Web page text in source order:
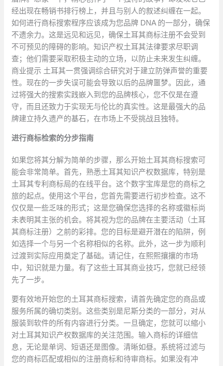
经出现在畅销书排行榜上，并且与别人的叙述纠缠在一起。
如何进行商标搜索程序应该成为您品牌 DNA 的一部分，确保
不遗余力。这是远见和远见，确保土耳其商标注册不会受到
不可预见的障碍的影响。知识产权土耳其法律要求尽职调
查；他们需要采取积极主动的立场，以防止未来发生纠缠。
商业提示 土耳其一贯强调综合研究对于建立防弹声誉的重要
性。现在的一步失误可能会导致以后的品牌噩梦。因此，通
过将强大的搜索实践嵌入到您的品牌核心，您不仅是在遵
守，而且还致力于实现无与伦比的真实性。这是最强大的品
牌建立持久遗产的基石，在市场上不受挑战且独特。
进行商标检索的分步指南
如果您将其分解为简单的步骤，那么开始土耳其商标搜索可
能会非常简单。首先，熟悉土耳其知识产权数据库，特别是
土耳其专利商标局的在线平台。这个数字宝库是您的商标之
旅的起点。使用这个平台，您首先需要进行初步检查。这不
仅仅是一些乏味的形式；这是您确保您选择的名称或徽标尚
未表明其主张的机会。将其视为您的品牌在主要活动（土耳
其商标注册）之前的彩排。您的目标是避开潜在的陷阱，例
如选择一个与另一个名称相似的名称。此外，这一步为顺利
过渡到实际应用奠定了基础。请记住，在熙熙攘攘的市场
中，知识就是力量。有了这些土耳其商业技巧，您就已经领
先了一步。
要有效地开始您的土耳其商标搜索，请首先确定您的商品或
服务所属的确切类别。这些类别是尼斯分类的一部分，对从
服装到软件的所有内容进行分类。一旦确定，您就可以缩小
对土耳其知识产权数据库的关注范围。输入商标的详细信
息，无论是单词、短语还是图像。清晰如昼。系统将过滤与
您的商标匹配或相似的注册商标和待审商标。如果没有冲